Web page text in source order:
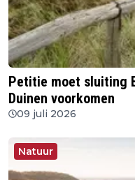
Petitie moet sluiting
Duinen voorkomen
09 juli 2026
Natuur